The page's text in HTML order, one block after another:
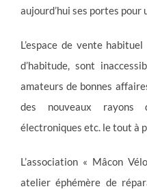
aujourd’hui ses portes
L’espace de vente
d’habitude, sont
amateurs de bonnes
des nouveaux rayons
électroniques etc. le tout à
L’association « Mâcon
atelier éphémère de